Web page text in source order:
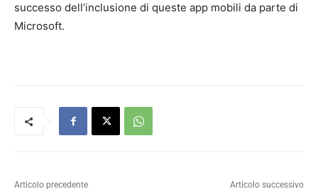
successo dell’inclusione di queste app mobili da parte di
Microsoft.
Articolo precedente Articolo successivo